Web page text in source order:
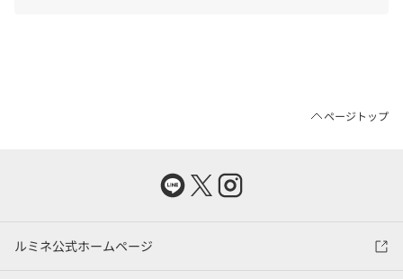
ページトップ
ルミネ公式ホームページ